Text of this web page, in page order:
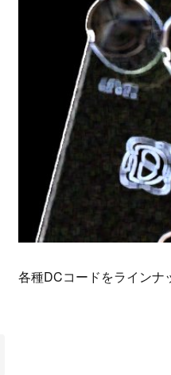
各種DCコードをラインナ